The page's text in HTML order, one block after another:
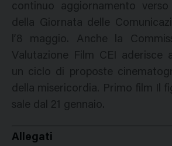
continuo aggiornamento
della Giornata delle
l’8 maggio. Anche la
Valutazione Film CEI aderisce
un ciclo di proposte
della misericordia. Primo film Il
sale dal 21 gennaio.
Allegati